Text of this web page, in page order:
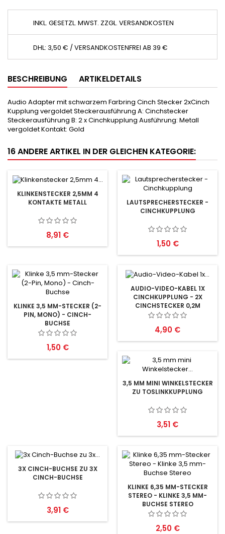
INKL. GESETZL. MWST. ZZGL. VERSANDKOSTEN
DHL: 3,50 € / VERSANDKOSTENFREI AB 39 €
BESCHREIBUNG ARTIKELDETAILS
Audio Adapter mit schwarzem Farbring Cinch Stecker 2xCinch
Kupplung vergoldet Steckerausführung A: Cinchstecker
Steckerausführung B: 2 x Cinchkupplung Ausführung: Metall
vergoldet Kontakt: Gold
16 ANDERE ARTIKEL IN DER GLEICHEN KATEGORIE:
KLINKENSTECKER 2,5MM 4
KONTAKTE METALL
Preis
8,91 €
LAUTSPRECHERSTECKER -
CINCHKUPPLUNG
Preis
1,50 €
KLINKE 3,5 MM-STECKER (2-
PIN, MONO) - CINCH-
BUCHSE
Preis
1,50 €
AUDIO-VIDEO-KABEL 1X
CINCHKUPPLUNG - 2X
CINCHSTECKER 0,2M
Preis
4,90 €
3,5 MM MINI WINKELSTECKER
ZU TOSLINKKUPPLUNG
Preis
3,51 €
3X CINCH-BUCHSE ZU 3X
CINCH-BUCHSE
Preis
3,91 €
KLINKE 6,35 MM-STECKER
STEREO - KLINKE 3,5 MM-
BUCHSE STEREO
Preis
2,50 €